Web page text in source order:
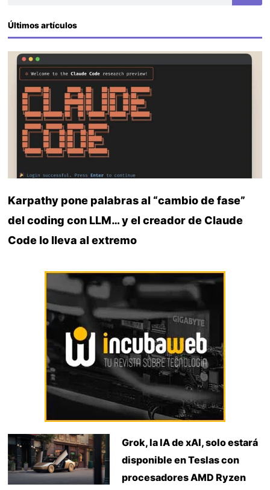
Últimos artículos
Karpathy pone palabras al “cambio de fase”
del coding con LLM… y el creador de Claude
Code lo lleva al extremo
Grok, la IA de xAI, solo estará
disponible en Teslas con
procesadores AMD Ryzen